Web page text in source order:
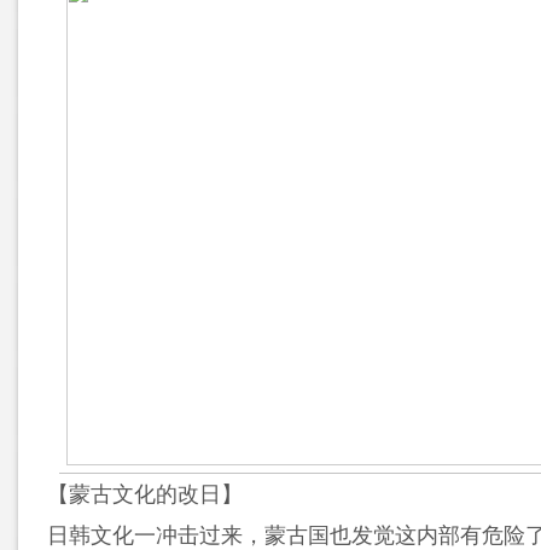
【蒙古文化的改日】
日韩文化一冲击过来，蒙古国也发觉这内部有危险